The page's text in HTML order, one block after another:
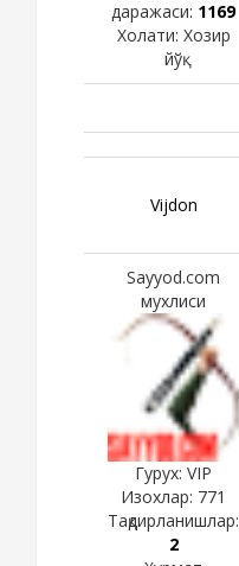
даражаси: 1169
Холати: Хозир
йўқ
Vijdon
Sayyod.com
мухлиси
Гурух: VIP
Изохлар: 771
Тақдирланишлар:
2